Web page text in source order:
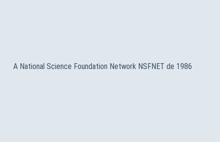
A National Science Foundation Network NSFNET de 1986